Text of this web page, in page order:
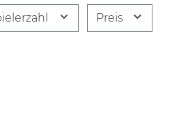
Preis